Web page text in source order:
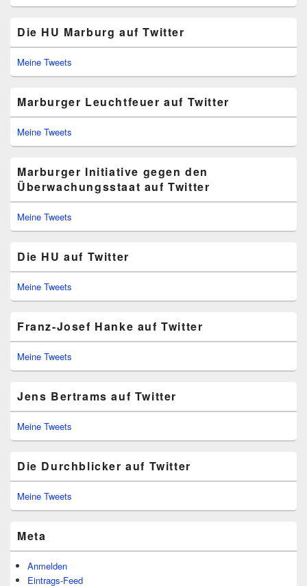
Die HU Marburg auf Twitter
Meine Tweets
Marburger Leuchtfeuer auf Twitter
Meine Tweets
Marburger Initiative gegen den
Überwachungsstaat auf Twitter
Meine Tweets
Die HU auf Twitter
Meine Tweets
Franz-Josef Hanke auf Twitter
Meine Tweets
Jens Bertrams auf Twitter
Meine Tweets
Die Durchblicker auf Twitter
Meine Tweets
Meta
Anmelden
Eintrags-Feed